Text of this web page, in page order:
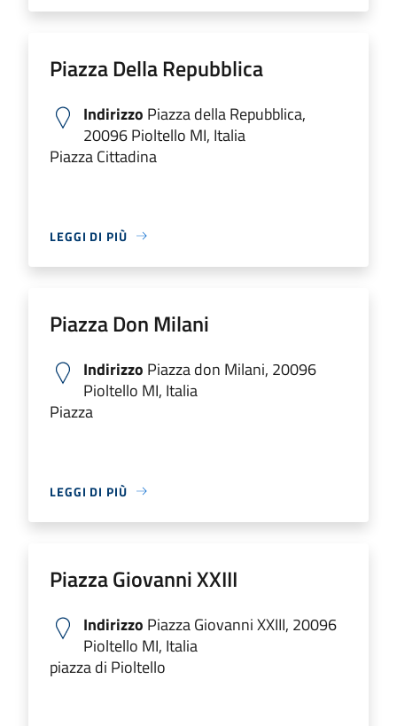
Piazza Della Repubblica
Indirizzo Piazza della Repubblica,
20096 Pioltello MI, Italia
Piazza Cittadina
LEGGI DI PIÙ
Piazza Don Milani
Indirizzo Piazza don Milani, 20096
Pioltello MI, Italia
Piazza
LEGGI DI PIÙ
Piazza Giovanni XXIII
Indirizzo Piazza Giovanni XXIII, 20096
Pioltello MI, Italia
piazza di Pioltello